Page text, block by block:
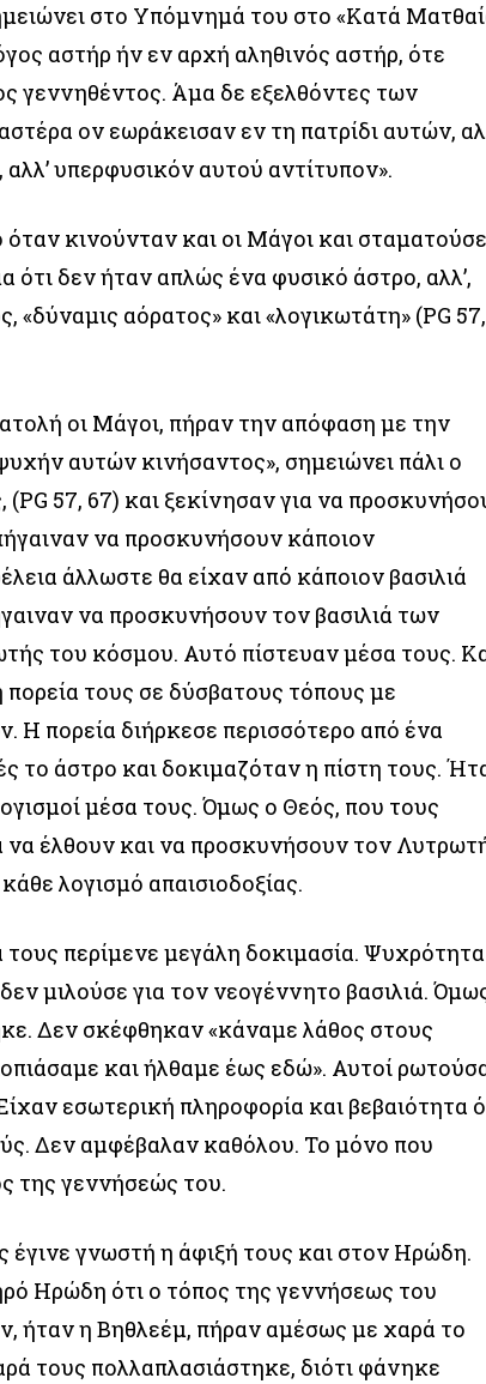
στο Υπόμνημά του στο «Κατά
αστήρ ήν εν αρχή αληθινός αστήρ, ότε
γεννηθέντος. Άμα δε εξελθόντες των
ον εωράκεισαν εν τη πατρίδι αυτών,
υπερφυσικόν αυτού αντίτυπον».
κινούνταν και οι Μάγοι και σταματούσε
ότι δεν ήταν απλώς ένα φυσικό άστρο, αλλ’,
«δύναμις αόρατος» και «λογικωτάτη» (PG 57,
οι Μάγοι, πήραν την απόφαση με την
αυτών κινήσαντος», σημειώνει πάλι ο
57, 67) και ξεκίνησαν για να
να προσκυνήσουν κάποιον
άλλωστε θα είχαν από κάποιον βασιλιά
να προσκυνήσουν τον βασιλιά των
του κόσμου. Αυτό πίστευαν μέσα τους.
πορεία τους σε δύσβατους τόπους με
Η πορεία διήρκεσε περισσότερο από ένα
το άστρο και δοκιμαζόταν η πίστη τους.
μέσα τους. Όμως ο Θεός, που τους
να έλθουν και να προσκυνήσουν τον
λογισμό απαισιοδοξίας.
περίμενε μεγάλη δοκιμασία. Ψυχρότητα
μιλούσε για τον νεογέννητο βασιλιά.
Δεν σκέφθηκαν «κάναμε λάθος στους
και ήλθαμε έως εδώ». Αυτοί
εσωτερική πληροφορία και βεβαιότητα
Δεν αμφέβαλαν καθόλου. Το μόνο που
της γεννήσεώς του.
έγινε γνωστή η άφιξή τους και στον Ηρώδη.
Ηρώδη ότι ο τόπος της γεννήσεως του
ήταν η Βηθλεέμ, πήραν αμέσως με χαρά το
τους πολλαπλασιάστηκε, διότι φάνηκε